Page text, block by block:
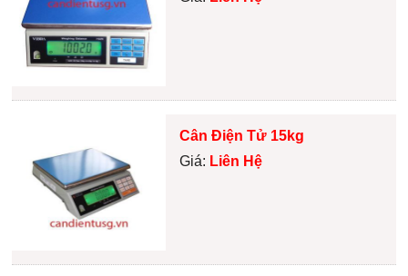
Cân Điện Tử 15kg
Giá: Liên Hệ